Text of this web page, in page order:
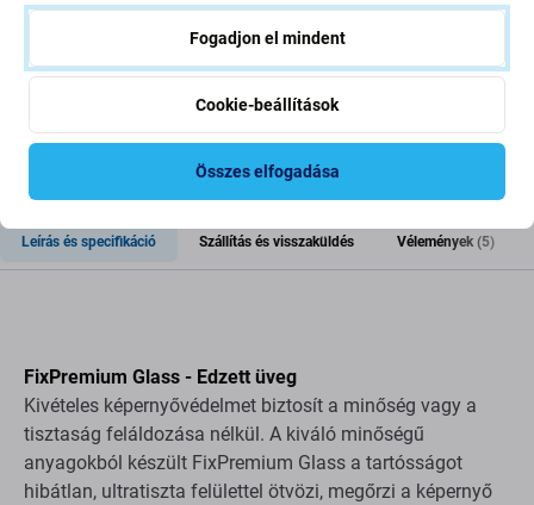
db
Leírás és specifikáció Szállítás és visszaküldés Vélemények (5)
FixPremium Glass - Edzett üveg
Kivételes képernyővédelmet biztosít a minőség vagy a
tisztaság feláldozása nélkül. A kiváló minőségű
anyagokból készült FixPremium Glass a tartósságot
hibátlan, ultratiszta felülettel ötvözi, megőrzi a képernyő
Fogadjon el mindent
Cookie-beállítások
Összes elfogadása